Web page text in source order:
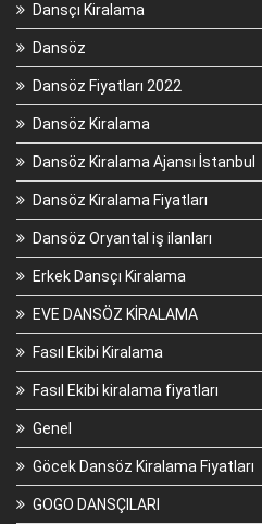
Dansçı Kiralama
Dansöz
Dansöz Fiyatları 2022
Dansöz Kiralama
Dansöz Kiralama Ajansı İstanbul
Dansöz Kiralama Fiyatları
Dansöz Oryantal iş ilanları
Erkek Dansçı Kiralama
EVE DANSÖZ KİRALAMA
Fasıl Ekibi Kiralama
Fasıl Ekibi kiralama fiyatları
Genel
Göcek Dansöz Kiralama Fiyatları
GOGO DANSÇILARI